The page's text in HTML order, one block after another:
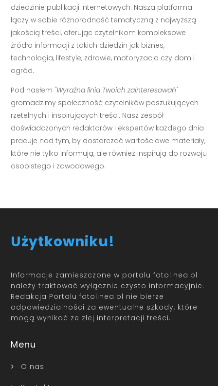
dziedzinie publikacji internetowych. Nasza platforma
łączy w sobie różnorodność tematyczną z najwyższą
jakością treści, oferując czytelnikom kompleksowe
źródło informacji z takich dziedzin jak biznes,
technologia, lifestyle, zdrowie, motoryzacja czy dom i
ogród.
Pod hasłem "Wyraźna linia Twoich zainteresowań"
gromadzimy społeczność czytelników poszukujących
rzetelnych i inspirujących treści. Nasz zespół
doświadczonych redaktorów i ekspertów każdego dnia
pracuje nad tym, by dostarczać wartościowe materiały,
które nie tylko informują, ale również inspirują do rozwoju
osobistego i zawodowego.
Użytkowniku!
Informacje zamieszczone w portalu fotolinea.pl
należy traktować wyłącznie czysto informacyjnie.
Redakcja Portalu fotolinea.pl nie bierze
odpowiedzialności za ewentualne szkody, które
mogą wynikać ze złej interpretacji treści.
Menu
O nas